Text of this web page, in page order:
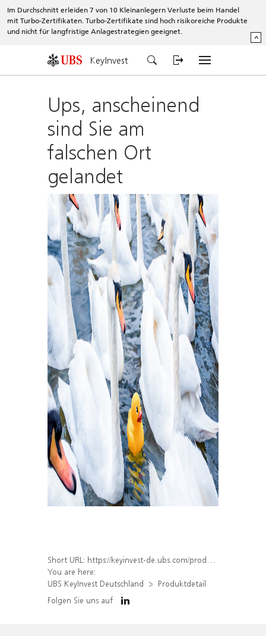
Im Durchschnitt erleiden 7 von 10 Kleinanlegern Verluste beim Handel
mit Turbo-Zertifikaten. Turbo-Zertifikate sind hoch risikoreiche Produkte
und nicht für langfristige Anlagestrategien geeignet.
^
KeyInvest
Ups, anscheinend
sind Sie am
falschen Ort
gelandet
Short URL: https://keyinvest-de.ubs.com/produkt/detail/index/isin/DE000WA78UZ0
You are here:
UBS KeyInvest Deutschland
Produktdetail
Folgen Sie uns auf